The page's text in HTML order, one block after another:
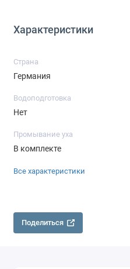
Характеристики
Страна
Германия
Водоподготовка
Нет
Промывание уха
В комплекте
Все характеристики
Поделиться